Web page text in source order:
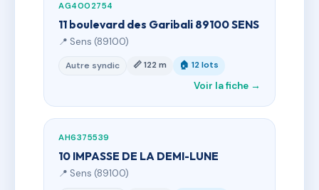
AG4002754
11 boulevard des Garibali 89100 SENS
📍 Sens (89100)
Autre syndic 📏 122 m 🏠 12 lots
Voir la fiche →
AH6375539
10 IMPASSE DE LA DEMI-LUNE
📍 Sens (89100)